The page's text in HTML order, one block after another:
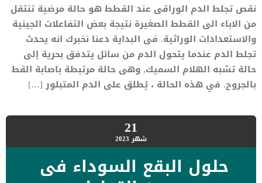
نقص تجلط الدم الوراقى عند القطط هو حالة مرضية تنتقل
من الاباء الى القطط الصغيرة نتيجة بعض التفاعلات الجينية
والاستعدادات الوراثية. فى البداية دعنا نخبرك انه يحدث
تجلط الدم عندما يتحول الدم من سائل يتدفق بحرية إلى
حالة تشبه الهلام السميك, وهى حالة مرتبطة باصابة القط
بالجروح. في هذه الحالة ، يُطلق على الدم المتبلور […]
21شهر 2023
حلول البقع السوداء فى